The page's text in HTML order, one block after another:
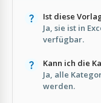
Ist diese
Ja, sie ist in
verfügbar.
Kann ich die
Ja, alle
werden.